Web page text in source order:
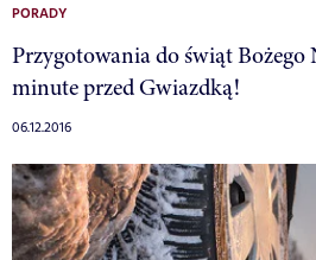
PORADY
Przygotowania do świąt Bożego
minute przed Gwiazdką!
06.12.2016